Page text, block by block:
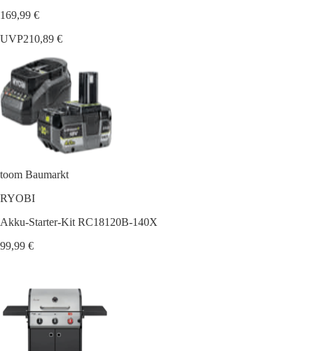
169,99 €
UVP210,89 €
toom Baumarkt
RYOBI
Akku-Starter-Kit RC18120B-140X
99,99 €